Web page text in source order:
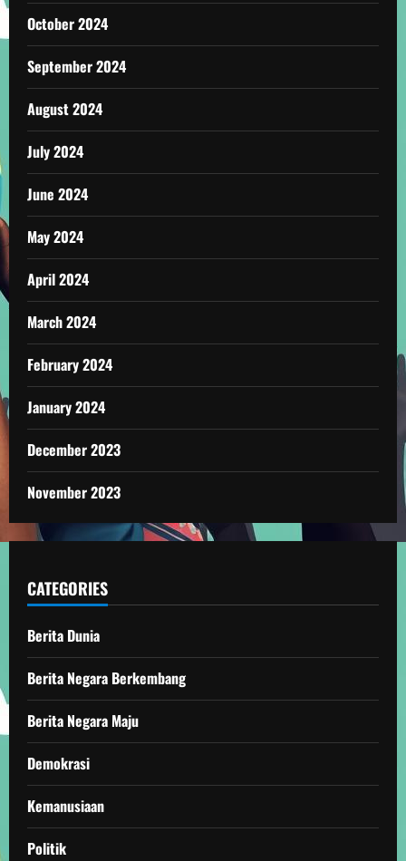
October 2024
September 2024
August 2024
July 2024
June 2024
May 2024
April 2024
March 2024
February 2024
January 2024
December 2023
November 2023
CATEGORIES
Berita Dunia
Berita Negara Berkembang
Berita Negara Maju
Demokrasi
Kemanusiaan
Politik